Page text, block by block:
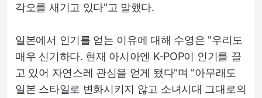
각오를 새기고 있다"고 말했다.
일본에서 인기를 얻는 이유에 대해 수영은 "우리도
매우 신기하다. 현재 아시아엔 K-POP이 인기를 끌
고 있어 자연스레 관심을 얻게 됐다"며 "아무래도
일본 스타일로 변화시키지 않고 소녀시대 그대로의